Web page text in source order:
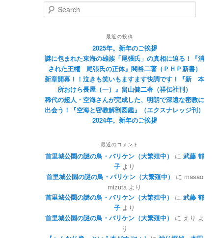
Search
最近の投稿
2025年。新年のご挨拶
謎に包まれた東海の雄族「尾張氏」の真相に迫る！『消
された王権 尾張氏の正体』関裕二著（ＰＨＰ新書）
新章開幕！！泣きも笑いもますます快調です！『新 本
所おけら長屋（一）』畠山健二著（祥伝社刊）
稀代の超人・空海さんが完成した、明朗で深遠な密教に
出会う！『空海と密教解剖図鑑』（エクスナレッジ刊）
2024年。新年のご挨拶
最近のコメント
首里城公園の謎の鳥・バリケン（大繁殖中） に 武藤 郁
子 より
首里城公園の謎の鳥・バリケン（大繁殖中）
に masao
mizuta より
首里城公園の謎の鳥・バリケン（大繁殖中）
に 武藤 郁
子 より
首里城公園の謎の鳥・バリケン（大繁殖中）
に えり よ
り